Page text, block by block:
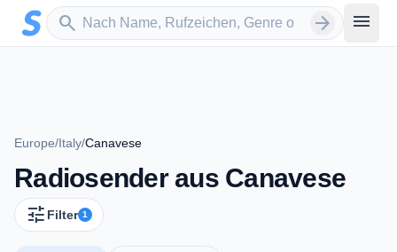
Zum Hauptinhalt springen
search
Sender suchen arrow_forward menu
Europe/Italy/Canavese
Radiosender aus Canavese
tune Filter 1